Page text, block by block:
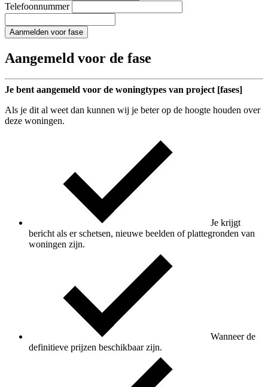
Telefoonnummer
Aanmelden voor fase
Aangemeld voor de fase
Je bent aangemeld voor de woningtypes van project [fases]
Als je dit al weet dan kunnen wij je beter op de hoogte houden over
deze woningen.
Je krijgt
bericht als er schetsen, nieuwe beelden of plattegronden van
woningen zijn.
Wanneer de
definitieve prijzen beschikbaar zijn.